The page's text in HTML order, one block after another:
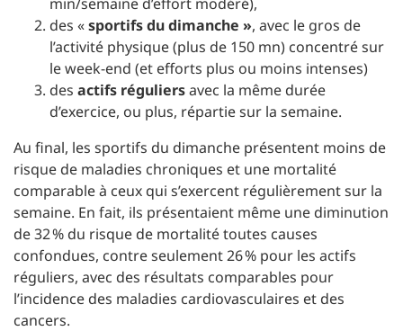
des «sportifs du dimanche », avec le gros de
l’activité physique (plus de 150 mn) concentré sur
le week-end (et efforts plus ou moins intenses)
des actifs réguliersavec la même durée
d’exercice, ou plus, répartie sur la semaine.
Au final, les sportifs du dimanche présentent moins de
risque de maladies chroniques et une mortalité
comparable à ceux qui s’exercent régulièrement sur la
semaine. En fait, ils présentaient même une diminution
de 32 % du risque de mortalité toutes causes
confondues, contre seulement 26 % pour les actifs
réguliers, avec des résultats comparables pour
l’incidence des maladies cardiovasculaires et des
cancers.